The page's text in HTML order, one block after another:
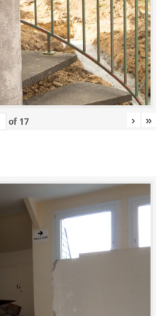
of 17 › »